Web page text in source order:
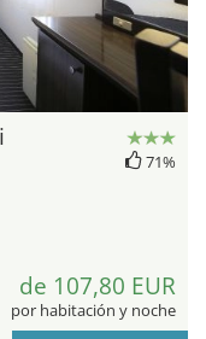
71%
de 107,80 EUR
por habitación y noche